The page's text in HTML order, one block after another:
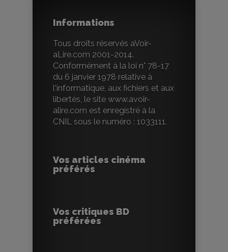
Informations
Tous droits réservés aVoir-
aLire.com 2001-2014.
Conformément à la loi n° 78-17
du 6 janvier 1978 relative à
l'informatique, aux fichiers et aux
libertés, le site www.avoir-
alire.com est enregistré à la
CNIL sous le numéro : 1033111.
Vos articles cinéma
préférés
Vos critiques BD
préférées